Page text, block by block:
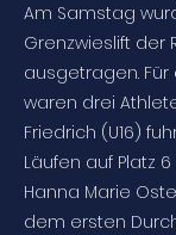
Am Samstag
Grenzwieslift der
ausgetragen. Für
waren drei
Friedrich (U16)
Läufen auf Platz
Hanna Marie
dem ersten